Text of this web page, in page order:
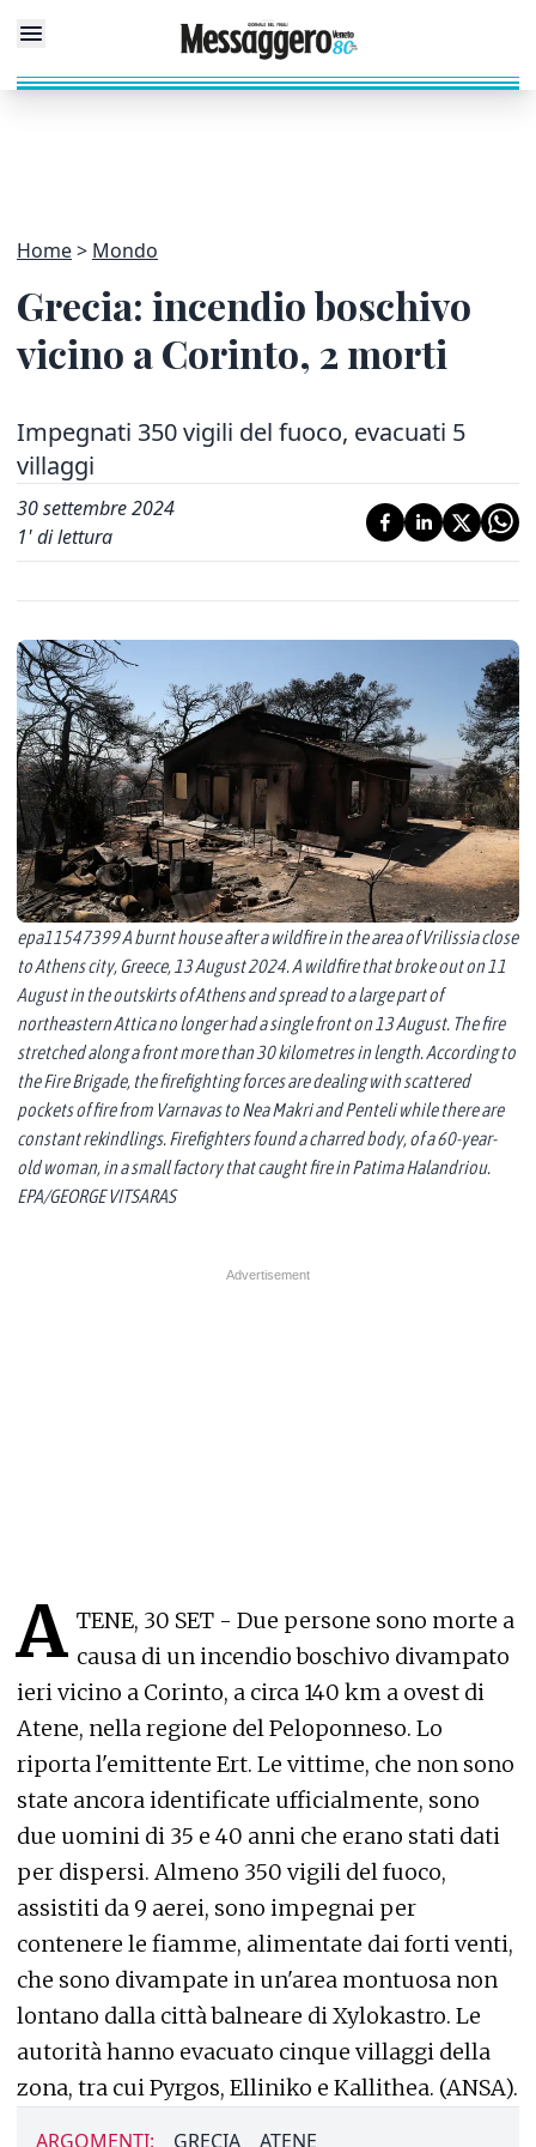
Home Mondo
Grecia: incendio boschivo
vicino a Corinto, 2 morti
Impegnati 350 vigili del fuoco, evacuati 5
villaggi
30 settembre 2024
1' di lettura
epa11547399 A burnt house after a wildfire in the area of Vrilissia close
to Athens city, Greece, 13 August 2024. A wildfire that broke out on 11
August in the outskirts of Athens and spread to a large part of
northeastern Attica no longer had a single front on 13 August. The fire
stretched along a front more than 30 kilometres in length. According to
the Fire Brigade, the firefighting forces are dealing with scattered
pockets of fire from Varnavas to Nea Makri and Penteli while there are
constant rekindlings. Firefighters found a charred body, of a 60-year-
old woman, in a small factory that caught fire in Patima Halandriou.
EPA/GEORGE VITSARAS
A TENE, 30 SET - Due persone sono morte a
causa di un incendio boschivo divampato
ieri vicino a Corinto, a circa 140 km a ovest di
Atene, nella regione del Peloponneso. Lo
riporta l'emittente Ert. Le vittime, che non sono
state ancora identificate ufficialmente, sono
due uomini di 35 e 40 anni che erano stati dati
per dispersi. Almeno 350 vigili del fuoco,
assistiti da 9 aerei, sono impegnai per
contenere le fiamme, alimentate dai forti venti,
che sono divampate in un'area montuosa non
lontano dalla città balneare di Xylokastro. Le
autorità hanno evacuato cinque villaggi della
zona, tra cui Pyrgos, Elliniko e Kallithea. (ANSA).
ARGOMENTI: GRECIA ATENE